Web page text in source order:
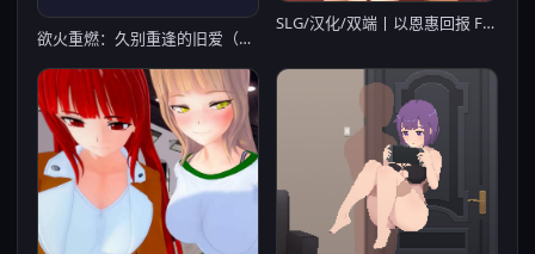
欲火重燃：久别重逢的旧爱（My Heart Grows Fonder）v1.20 精翻汉化
SLG/汉化/双端丨以恩惠回报 Favor for Favor v1.0 【20260114】